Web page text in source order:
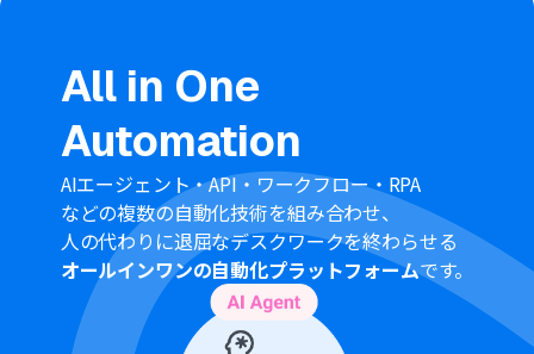
間隔を選択できます。
プランによって最短の起動間隔が異なりますので、ご注意
ください。
分岐はパーソナルプラン以上のプランでご利用いただけ
る機能（オペレーション）となっております。フリープラ
ンの場合は設定しているフローボットのオペレーション
はエラーとなりますので、ご注意ください。
パーソナルプランなどの有料プランは、2週間の無料トラ
イアルを行うことが可能です。無料トライアル中には制限
対象のアプリや機能（オペレーション）を使用すること
ができます。詳しくは、料金プラン
のページをご参照くだ
さい。
All in One
Automation
AIエージェント・API・ワークフロー・RPA
などの複数の自動化技術を組み合わせ、
人の代わりに退屈なデスクワークを終わらせる
オールインワンの自動化プラットフォームです。